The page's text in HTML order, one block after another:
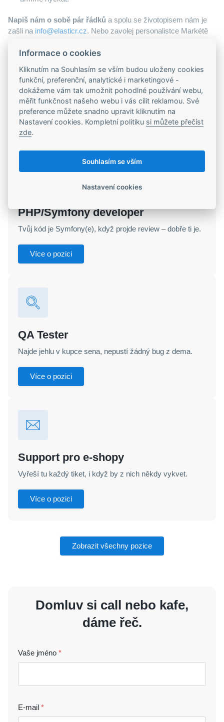
Napiš nám o sobě pár řádků a spolu se životopisem nám je
zašli na info@elasticr.cz. Nebo zavolej personalistce Markétě
na tvůj Linkedin, pokud máš. Rádi se o tobě dozvíme něco víc.
Anebo ještě lépe.Stav se za námi podívat . Prohlédneš si
kanceláře, poznáš tým a uvidíš na čem makáme.
Další volné pozice
PHP/Symfony developer
Tvůj kód je Symfony(e), když projde review – dobře ti je.
Více o pozici
QA Tester
Najde jehlu v kupce sena, nepustí žádný bug z dema.
Více o pozici
Support pro e‑shopy
Vyřeší tu každý tiket, i když by z nich někdy vykvet.
Více o pozici
Zobrazit všechny pozice
Domluv si call nebo kafe,
dáme řeč.
Vaše jméno
E-mail
Informace o cookies
Kliknutím na Souhlasím se vším budou uloženy cookies
funkční, preferenční, analytické i marketingové -
dokážeme vám tak umožnit pohodlné používání webu,
měřit funkčnost našeho webu i vás cílit reklamou. Své
preference můžete snadno upravit kliknutím na
Nastavení cookies. Kompletní politiku si můžete přečíst
zde.
Souhlasím se vším
Nastavení cookies